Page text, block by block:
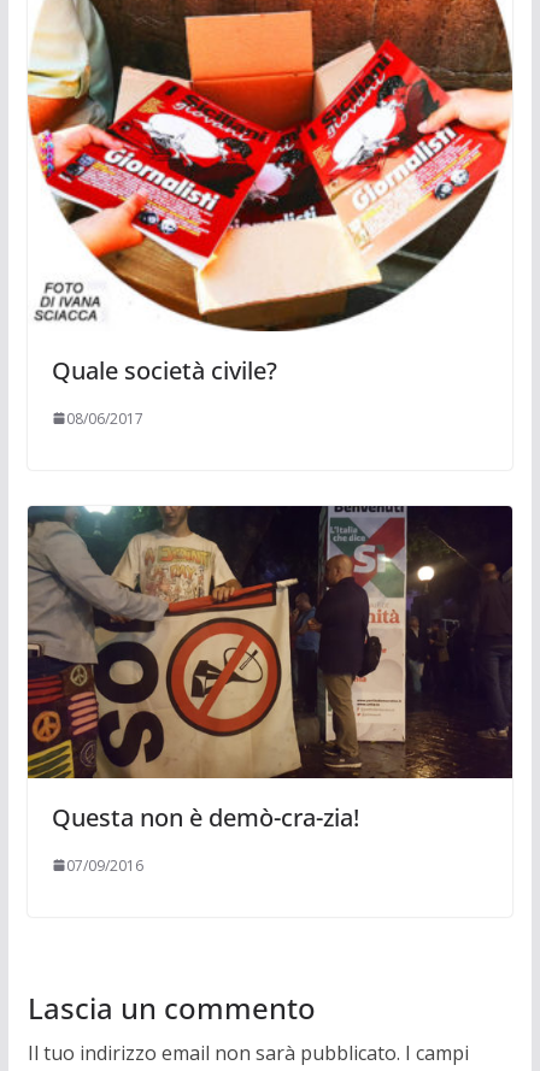
Quale società civile?
08/06/2017
Questa non è demò-cra-zia!
07/09/2016
Lascia un commento
Il tuo indirizzo email non sarà pubblicato. I campi